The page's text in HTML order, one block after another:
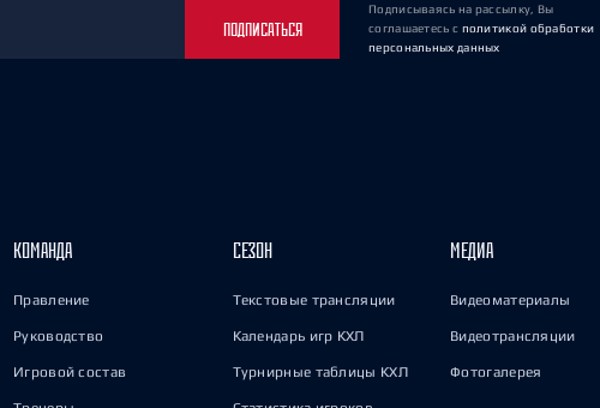
ПОДПИСАТЬСЯ
Подписываясь на рассылку, Вы
соглашаетесь с политикой обработки
персональных данных
КОМАНДА
Правление
Руководство
Игровой состав
СЕЗОН
Текстовые трансляции
Календарь игр КХЛ
Турнирные таблицы КХЛ
МЕДИА
Видеоматериалы
Видеотрансляции
Фотогалерея